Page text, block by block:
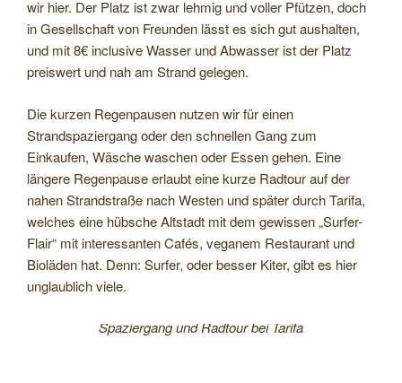
wir hier. Der Platz ist zwar lehmig und voller Pfützen, doch
in Gesellschaft von Freunden lässt es sich gut aushalten,
und mit 8€ inclusive Wasser und Abwasser ist der Platz
preiswert und nah am Strand gelegen.
Die kurzen Regenpausen nutzen wir für einen
Strandspaziergang oder den schnellen Gang zum
Einkaufen, Wäsche waschen oder Essen gehen. Eine
längere Regenpause erlaubt eine kurze Radtour auf der
nahen Strandstraße nach Westen und später durch Tarifa,
welches eine hübsche Altstadt mit dem gewissen „Surfer-
Flair“ mit interessanten Cafés, veganem Restaurant und
Bioläden hat. Denn: Surfer, oder besser Kiter, gibt es hier
unglaublich viele.
Spaziergang und Radtour bei Tarifa